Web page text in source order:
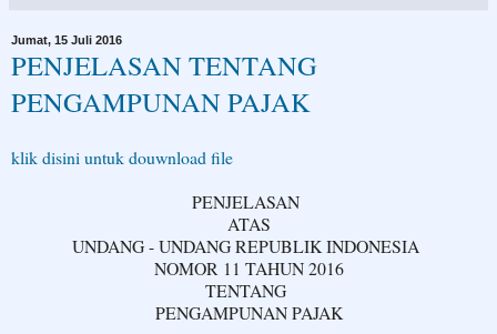
Jumat, 15 Juli 2016
PENJELASAN TENTANG
PENGAMPUNAN PAJAK
klik disini untuk douwnload file
PENJELASAN
ATAS
UNDANG - UNDANG REPUBLIK INDONESIA
NOMOR 11 TAHUN 2016
TENTANG
PENGAMPUNAN PAJAK